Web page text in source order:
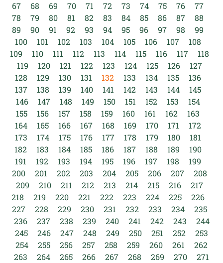
67
68 69 70 71 72 73 74 75 76
77
78
79 80 81 82 83 84 85 86 87
88
89
90 91 92 93 94 95 96 97 98
99
100
101 102 103 104 105 106 107
108
109
110 111 112 113 114 115 116 117
118
119
120 121 122 123 124 125 126
127
128
129 130 131 132 133 134 135
136
137
138 139 140 141 142 143 144
145
146
147 148 149 150 151 152 153
154
155
156 157 158 159 160 161 162
163
164
165 166 167 168 169 170 171
172
173
174 175 176 177 178 179 180
181
182
183 184 185 186 187 188 189
190
191
192 193 194 195 196 197 198
199
200
201 202 203 204 205 206 207
208
209
210 211 212 213 214 215 216
217
218
219 220 221 222 223 224 225
226
227
228 229 230 231 232 233 234
235
236
237 238 239 240 241 242 243
244
245
246 247 248 249 250 251 252
253
254
255 256 257 258 259 260 261
262
263
264 265 266 267 268 269 270
271